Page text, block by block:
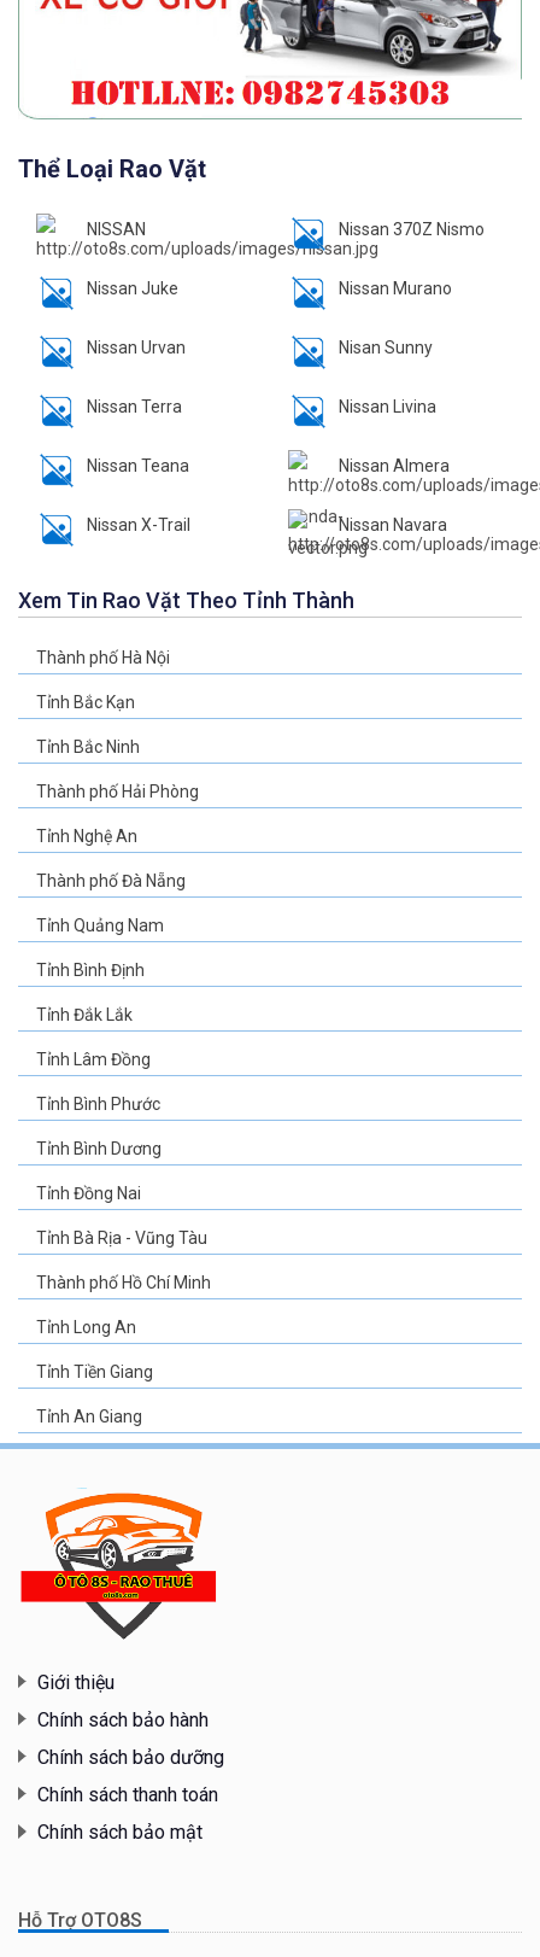
Thể Loại Rao Vặt
NISSAN Nissan 370Z Nismo
Nissan Juke Nissan Murano
Nissan Urvan Nisan Sunny
Nissan Terra Nissan Livina
Nissan Teana Nissan Almera
Nissan X-Trail Nissan Navara
Xem Tin Rao Vặt Theo Tỉnh Thành
Thành phố Hà Nội
Tỉnh Bắc Kạn
Tỉnh Bắc Ninh
Thành phố Hải Phòng
Tỉnh Nghệ An
Thành phố Đà Nẵng
Tỉnh Quảng Nam
Tỉnh Bình Định
Tỉnh Đắk Lắk
Tỉnh Lâm Đồng
Tỉnh Bình Phước
Tỉnh Bình Dương
Tỉnh Đồng Nai
Tỉnh Bà Rịa - Vũng Tàu
Thành phố Hồ Chí Minh
Tỉnh Long An
Tỉnh Tiền Giang
Tỉnh An Giang
Giới thiệu
Chính sách bảo hành
Chính sách bảo dưỡng
Chính sách thanh toán
Chính sách bảo mật
Hỗ Trợ OTO8S